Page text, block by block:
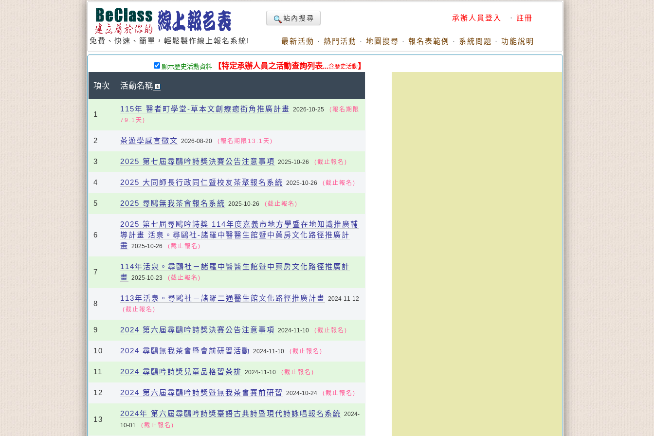
免費、快速、簡單，輕鬆製作線上報名系統!
站內搜尋 承辦人員登入 · 註冊
最新活動 · 熱門活動 · 地圖搜尋 · 報名表範例 · 系統問題 · 功能說明
顯示歷史活動資料 【特定承辦人員之活動查詢列表...含歷史活動】
項次 活動名稱
1
115年 醫者町學堂-草本文創療癒街角推廣計畫 2026-10-25
(報名期限
79.1天)
2 茶遊學感言徵文 2026-08-20 (報名期限13.1天)
3 2025 第七屆尋鷗吟詩獎決賽公告注意事項 2025-10-26 (截止報名)
4 2025 大同師長行政同仁暨校友茶聚報名系統 2025-10-26 (截止報名)
5 2025 尋鷗無我茶會報名系統 2025-10-26 (截止報名)
6
2025 第七屆尋鷗吟詩獎 114年度嘉義市地方學暨在地知識推廣輔
導計畫 活泉。尋鷗社-諸羅中醫醫生館暨中藥房文化路徑推廣計
畫 2025-10-26 (截止報名)
7
114年活泉。尋鷗社－諸羅中醫醫生館暨中藥房文化路徑推廣計
畫 2025-10-23 (截止報名)
8
113年活泉。尋鷗社－諸羅二通醫生館文化路徑推廣計畫 2024-11-12
(截止報名)
9 2024 第六屆尋鷗吟詩獎決賽公告注意事項 2024-11-10 (截止報名)
10 2024 尋鷗無我茶會暨會前研習活動 2024-11-10 (截止報名)
11 2024 尋鷗吟詩獎兒童品格習茶排 2024-11-10 (截止報名)
12 2024 第六屆尋鷗吟詩獎暨無我茶會賽前研習 2024-10-24 (截止報名)
13
2024年 第六屆尋鷗吟詩獎臺語古典詩暨現代詩詠唱報名系統 2024-
10-01
(截止報名)